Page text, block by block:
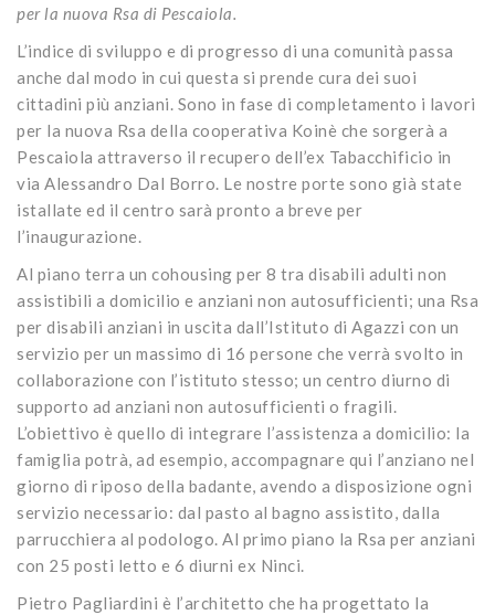
per la nuova Rsa di Pescaiola.
L’indice di sviluppo e di progresso di una comunità passa
anche dal modo in cui questa si prende cura dei suoi
cittadini più anziani. Sono in fase di completamento i lavori
per la nuova Rsa della cooperativa Koinè che sorgerà a
Pescaiola attraverso il recupero dell’ex Tabacchificio in
via Alessandro Dal Borro. Le nostre porte sono già state
istallate ed il centro sarà pronto a breve per
l’inaugurazione.
Al piano terra un cohousing per 8 tra disabili adulti non
assistibili a domicilio e anziani non autosufficienti; una Rsa
per disabili anziani in uscita dall’Istituto di Agazzi con un
servizio per un massimo di 16 persone che verrà svolto in
collaborazione con l’istituto stesso; un centro diurno di
supporto ad anziani non autosufficienti o fragili.
L’obiettivo è quello di integrare l’assistenza a domicilio: la
famiglia potrà, ad esempio, accompagnare qui l’anziano nel
giorno di riposo della badante, avendo a disposizione ogni
servizio necessario: dal pasto al bagno assistito, dalla
parrucchiera al podologo. Al primo piano la Rsa per anziani
con 25 posti letto e 6 diurni ex Ninci.
Pietro Pagliardini è l’architetto che ha progettato la